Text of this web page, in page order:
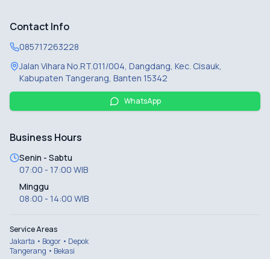
Contact Info
085717263228
Jalan Vihara No.RT.011/004, Dangdang, Kec. Cisauk,
Kabupaten Tangerang, Banten 15342
WhatsApp
Business Hours
Senin - Sabtu
07:00 - 17:00 WIB
Minggu
08:00 - 14:00 WIB
Service Areas
Jakarta • Bogor • Depok
Tangerang • Bekasi